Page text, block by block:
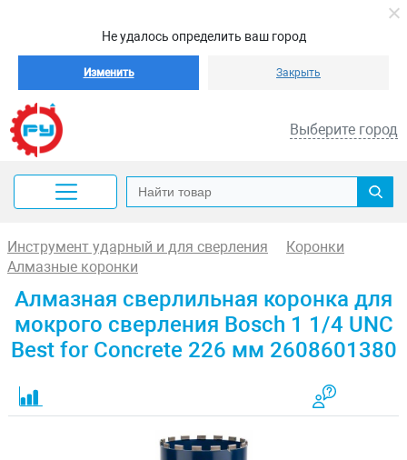
Не удалось определить ваш город
Изменить Закрыть
Выберите город
Инструмент ударный и для сверления
Коронки
Алмазные коронки
Алмазная сверлильная коронка для
мокрого сверления Bosch 1 1/4 UNC
Best for Concrete 226 мм 2608601380